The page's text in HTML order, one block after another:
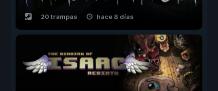
20 trampas hace 8 días